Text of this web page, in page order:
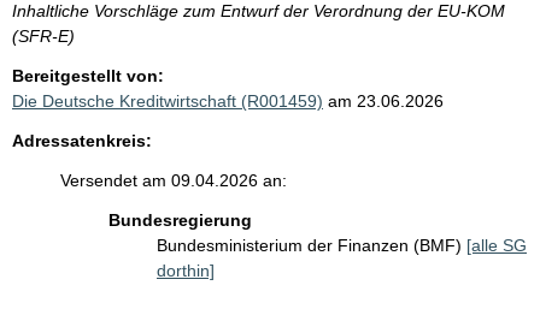
Inhaltliche Vorschläge zum Entwurf der Verordnung der EU-KOM
(SFR-E)
Bereitgestellt von:
Die Deutsche Kreditwirtschaft (R001459) am 23.06.2026
Adressatenkreis:
Versendet am 09.04.2026 an:
Bundesregierung
Bundesministerium der Finanzen (BMF) [alle SG
dorthin]